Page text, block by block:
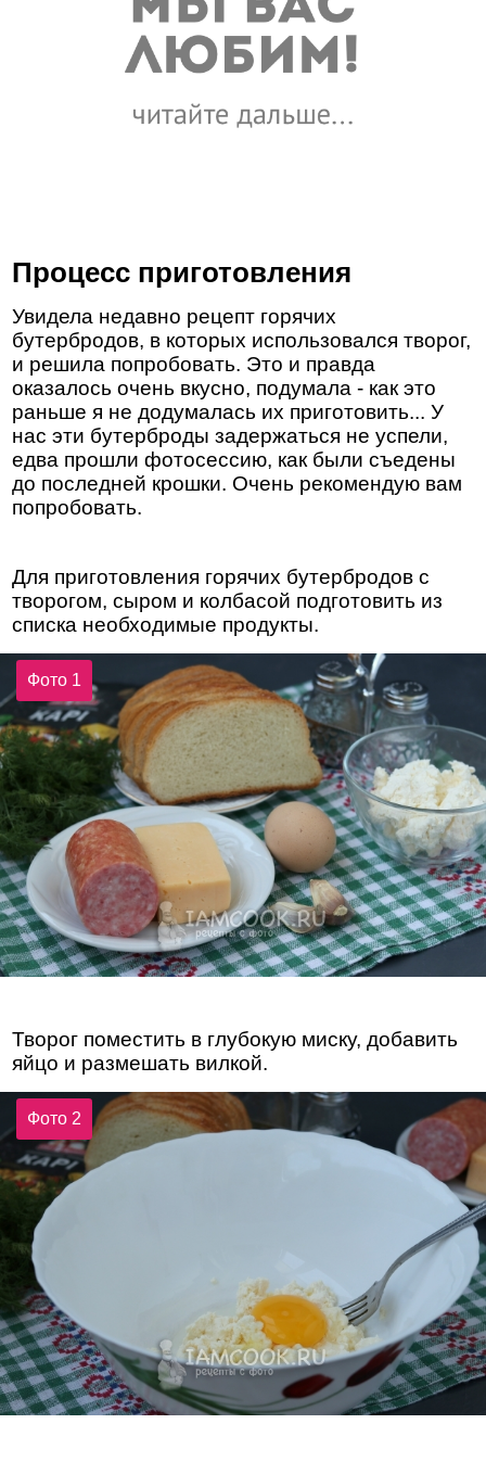
Процесс приготовления
Увидела недавно рецепт горячих
бутербродов, в которых использовался творог,
и решила попробовать. Это и правда
оказалось очень вкусно, подумала - как это
раньше я не додумалась их приготовить... У
нас эти бутерброды задержаться не успели,
едва прошли фотосессию, как были съедены
до последней крошки. Очень рекомендую вам
попробовать.
Для приготовления горячих бутербродов с
творогом, сыром и колбасой подготовить из
списка необходимые продукты.
Фото 1
Творог поместить в глубокую миску, добавить
яйцо и размешать вилкой.
Фото 2